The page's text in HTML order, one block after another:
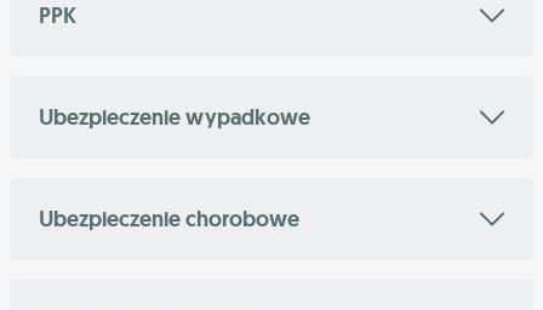
PPK
Ubezpieczenie wypadkowe
Ubezpieczenie chorobowe